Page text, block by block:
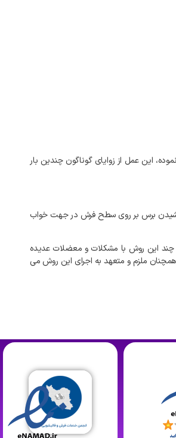
این عمل از زوایای گوناگون چندین بار
کشیدن برس بر روی سطح فرش در جهت خواب
چند این روش با مشکلات و معضلات عدیده
ملزم و متعهد به اجرای این روش می